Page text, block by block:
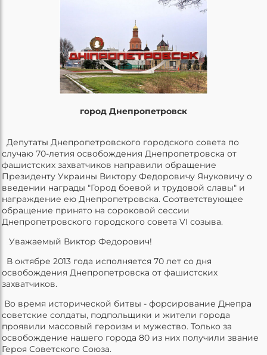
город Днепропетровск
Депутаты Днепропетровского городского совета по
случаю 70-летия освобождения Днепропетровска от
фашистских захватчиков направили обращение
Президенту Украины Виктору Федоровичу Януковичу о
введении награды "Город боевой и трудовой славы" и
награждение ею Днепропетровска. Соответствующее
обращение принято на сороковой сессии
Днепропетровского городского совета VI созыва.
Уважаемый Виктор Федорович!
В октябре 2013 года исполняется 70 лет со дня
освобождения Днепропетровска от фашистских
захватчиков.
Во время исторической битвы - форсирование Днепра
советские солдаты, подпольщики и жители города
проявили массовый героизм и мужество. Только за
освобождение нашего города 80 из них получили звание
Героя Советского Союза.